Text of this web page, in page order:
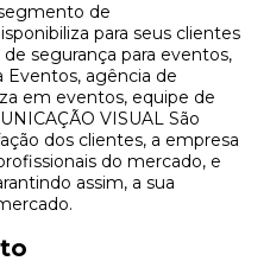
de
para seus clientes
segurança para eventos,
Eventos, agência de
em eventos, equipe de
VISUAL São
dos clientes, a empresa
do mercado, e
assim, a sua